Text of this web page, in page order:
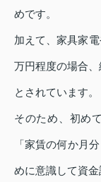
めです。
加えて、家具家
万円程度の場合
とされています。
そのため、初め
「家賃の何か月
めに意識して資金